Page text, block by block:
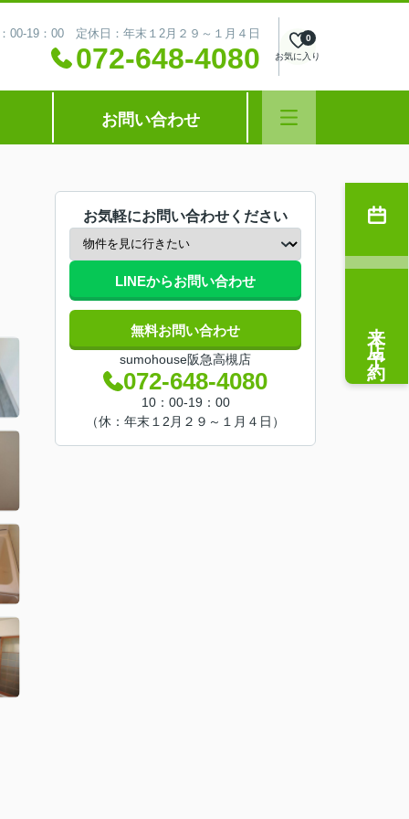
00-19：00 定休日：年末１2月２９～１月４日
072-648-4080 お気に入り
0
お問い合わせ
お気軽にお問い合わせください
LINEからお問い合わせ
無料お問い合わせ
sumohouse阪急高槻店
072-648-4080
10：00-19：00
（休：年末１2月２９～１月４日）
来店予約